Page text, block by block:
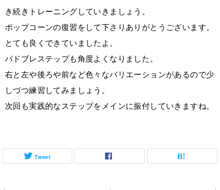
き続きトレーニングしていきましょう。
ポップコーンの復習をして下さりありがとうございます。
とても良くできていましたよ。
パドブレステップも角度よくなりました。
右と左や後ろや前など色々なバリエーションがあるので少
しづつ練習してみましょう。
次回も実践的なステップをメインに振付していきますね。
Tweet